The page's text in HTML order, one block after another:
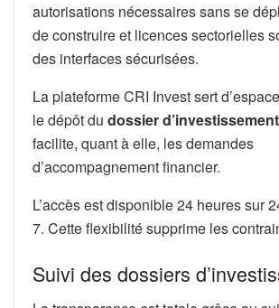
autorisations nécessaires sans se
de construire et licences sectorielles
des interfaces sécurisées.
La plateforme CRI Invest sert
le dépôt du dossier d’investissement
facilite, quant à elle, les demandes
d’accompagnement financier.
L’accès est disponible 24 heures sur
7. Cette flexibilité supprime les
Suivi des dossiers